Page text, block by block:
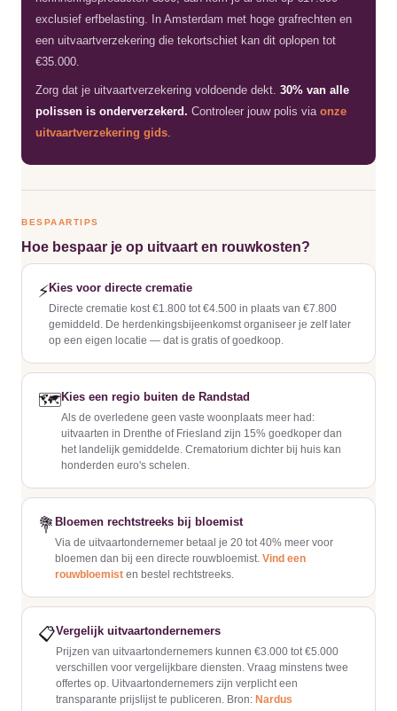
exclusief erfbelasting. In Amsterdam met hoge grafrechten en
een uitvaartverzekering die tekortschiet kan dit oplopen tot
€35.000.
Zorg dat je uitvaartverzekering voldoende dekt. 30% van alle
polissen is onderverzekerd. Controleer jouw polis via onze
uitvaartverzekering gids
BESPAARTIPS
Hoe bespaar je op uitvaart en rouwkosten?
⚡Kies voor directe crematie
Directe crematie kost €1.800 tot €4.500 in plaats van €7.800
gemiddeld. De herdenkingsbijeenkomst organiseer je zelf later
op een eigen locatie — dat is gratis of goedkoop.
🗺️Kies een regio buiten de Randstad
Als de overledene geen vaste woonplaats meer had:
uitvaarten in Drenthe of Friesland zijn 15% goedkoper dan
het landelijk gemiddelde. Crematorium dichter bij huis kan
honderden euro's schelen.
💐 Bloemen rechtstreeks bij bloemist
Via de uitvaartondernemer betaal je 20 tot 40% meer voor
bloemen dan bij een directe rouwbloemist. Vind een
rouwbloemist en bestel rechtstreeks.
📋Vergelijk uitvaartondernemers
Prijzen van uitvaartondernemers kunnen €3.000 tot €5.000
verschillen voor vergelijkbare diensten. Vraag minstens twee
offertes op. Uitvaartondernemers zijn verplicht een
transparante prijslijst te publiceren. Bron: Nardus